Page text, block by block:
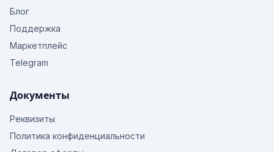
Блог
Поддержка
Маркетплейс
Telegram
Документы
Реквизиты
Политика конфиденциальности